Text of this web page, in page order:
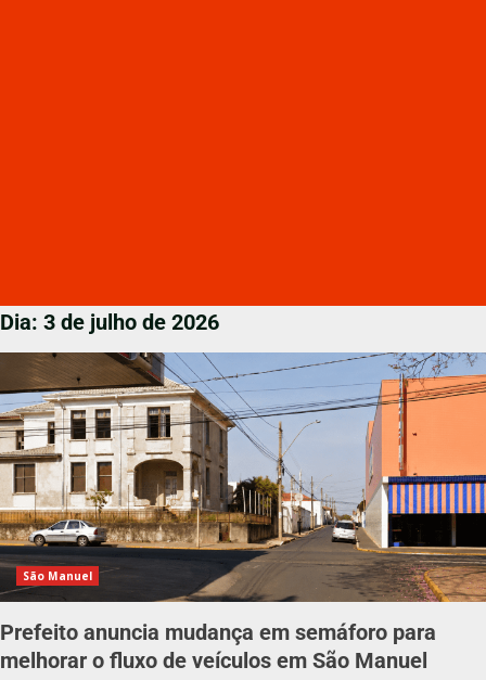
Dia: 3 de julho de 2026
São Manuel
Prefeito anuncia mudança em semáforo para
melhorar o fluxo de veículos em São Manuel